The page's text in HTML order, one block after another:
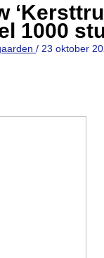
1000
/23 oktober